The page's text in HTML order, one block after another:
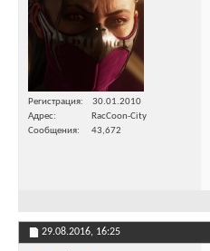
Регистрация
30.01.2010
Адрес
RacCoon-City
Сообщения
43,672
29.08.2016, 16:25